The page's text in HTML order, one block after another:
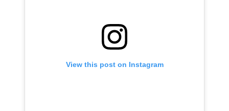
View this post on Instagram